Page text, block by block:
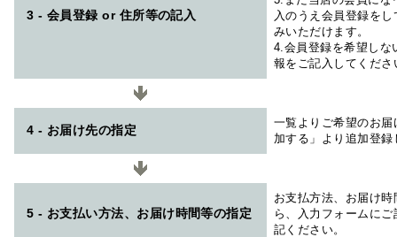
3 - 会員登録 or 住所等の記入
入のうえ会員登録を
みいただけます。
4.会員登録を希望しな
報をご記入してくださ
4 - お届け先の指定
一覧よりご希望のお
加する」より追加登
5 - お支払い方法、お届け時間等の指定
お支払方法、お届け
ら、入力フォームに
記ください。